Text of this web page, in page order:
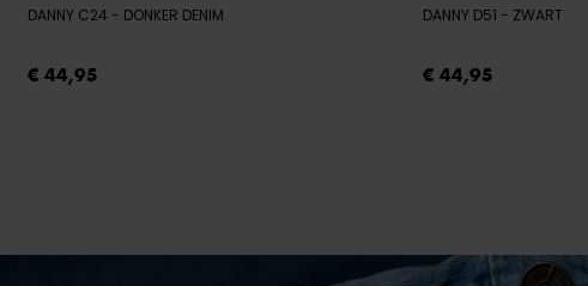
DANNY C24 - DONKER DENIM
€ 44,95
DANNY D51 - ZWART
€ 44,95